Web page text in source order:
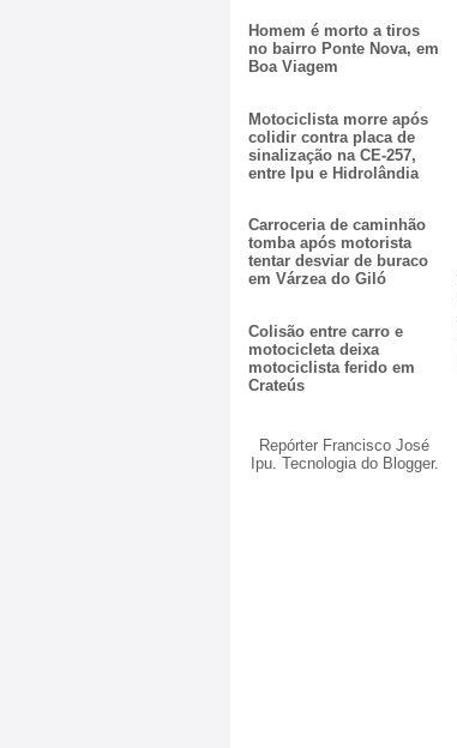
Homem é morto a tiros
no bairro Ponte Nova, em
Boa Viagem
Motociclista morre após
colidir contra placa de
sinalização na CE-257,
entre Ipu e Hidrolândia
Carroceria de caminhão
tomba após motorista
tentar desviar de buraco
em Várzea do Giló
Colisão entre carro e
motocicleta deixa
motociclista ferido em
Crateús
Repórter Francisco José
Ipu. Tecnologia do Blogger.